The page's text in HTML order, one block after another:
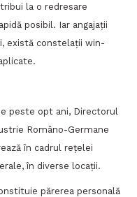
la o redresare
posibil. Iar angajații
există constelații win-
peste opt ani, Directorul
Româno-Germane
în cadrul rețelei
în diverse locații.
părerea personală